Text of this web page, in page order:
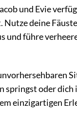
und Evie
deine
und führe
springst oder dich
einzigartigen